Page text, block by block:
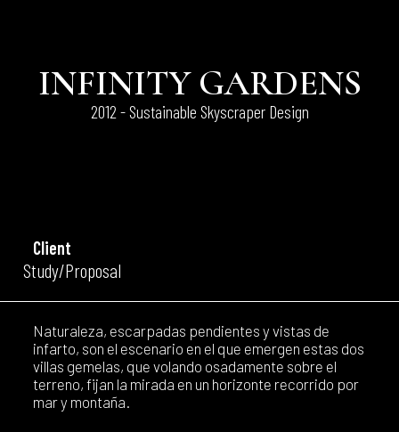
INFINITY GARDENS
2012 - Sustainable Skyscraper Design
Client
Study/Proposal
Naturaleza, escarpadas pendientes y vistas de
infarto, son el escenario en el que emergen estas dos
villas gemelas, que volando osadamente sobre el
terreno, fijan la mirada en un horizonte recorrido por
mar y montaña.